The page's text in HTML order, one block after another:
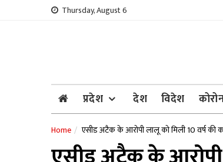
Thursday, August 6
प्रदेश देश विदेश
Home एसीड अटैक के आरोपी लालू को मिली 10 वर्ष की